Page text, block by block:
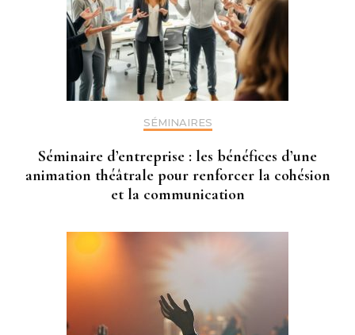
SÉMINAIRES
Séminaire d’entreprise : les bénéfices d’une
animation théâtrale pour renforcer la cohésion
et la communication